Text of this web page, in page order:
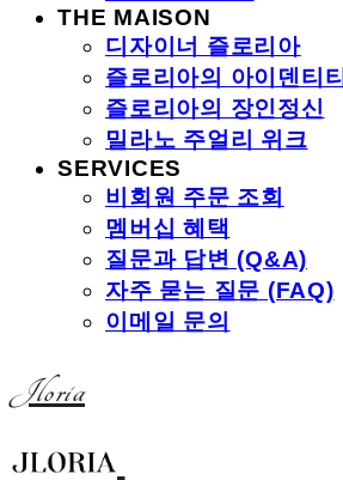
THE MAISON
디자이너 즐로리아
즐로리아의 아이덴티티
즐로리아의 장인정신
밀라노 주얼리 위크
SERVICES
비회원 주문 조회
멤버십 혜택
질문과 답변 (Q&A)
자주 묻는 질문 (FAQ)
이메일 문의
Jloria